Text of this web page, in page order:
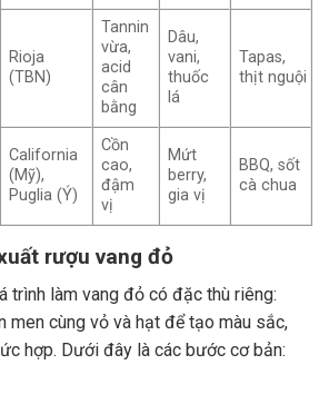
Rioja
(TBN)
Tannin
vừa,
acid
cân
bằng
Dâu,
vani,
thuốc
lá
Tapas,
thịt nguội
California
(Mỹ),
Puglia (Ý)
Cồn
cao,
đậm
vị
Mứt
berry,
gia vị
BBQ, sốt
cà chua
rượu vang đỏ
trình làm vang đỏ có đặc thù riêng:
men cùng vỏ và hạt để tạo màu sắc,
hợp. Dưới đây là các bước cơ bản: